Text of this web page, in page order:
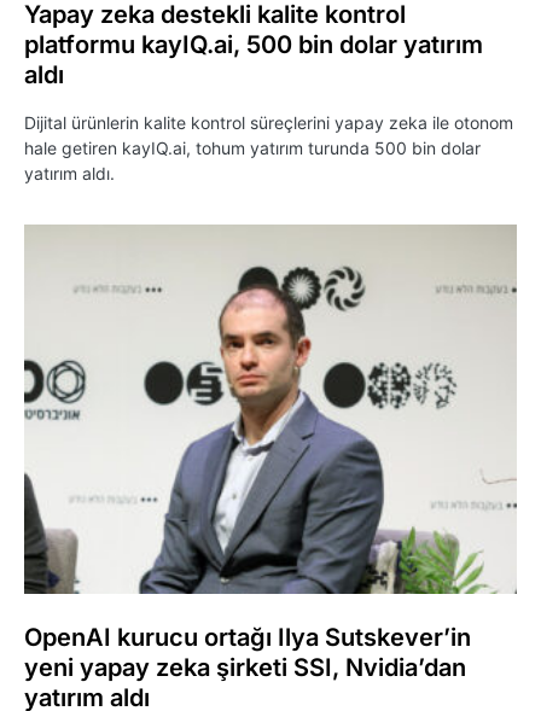
Yapay zeka destekli kalite kontrol
platformu kayIQ.ai, 500 bin dolar yatırım
aldı
Dijital ürünlerin kalite kontrol süreçlerini yapay zeka ile otonom
hale getiren kayIQ.ai, tohum yatırım turunda 500 bin dolar
yatırım aldı.
OpenAI kurucu ortağı Ilya Sutskever’in
yeni yapay zeka şirketi SSI, Nvidia’dan
yatırım aldı